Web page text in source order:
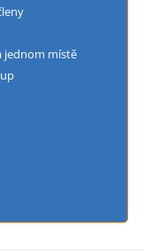
jednom místě